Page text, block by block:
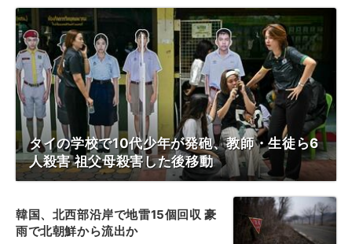
タイの学校で10代少年が発砲、教師・生徒ら6
人殺害 祖父母殺害した後移動
韓国、北西部沿岸で地雷15個回収 豪
雨で北朝鮮から流出か